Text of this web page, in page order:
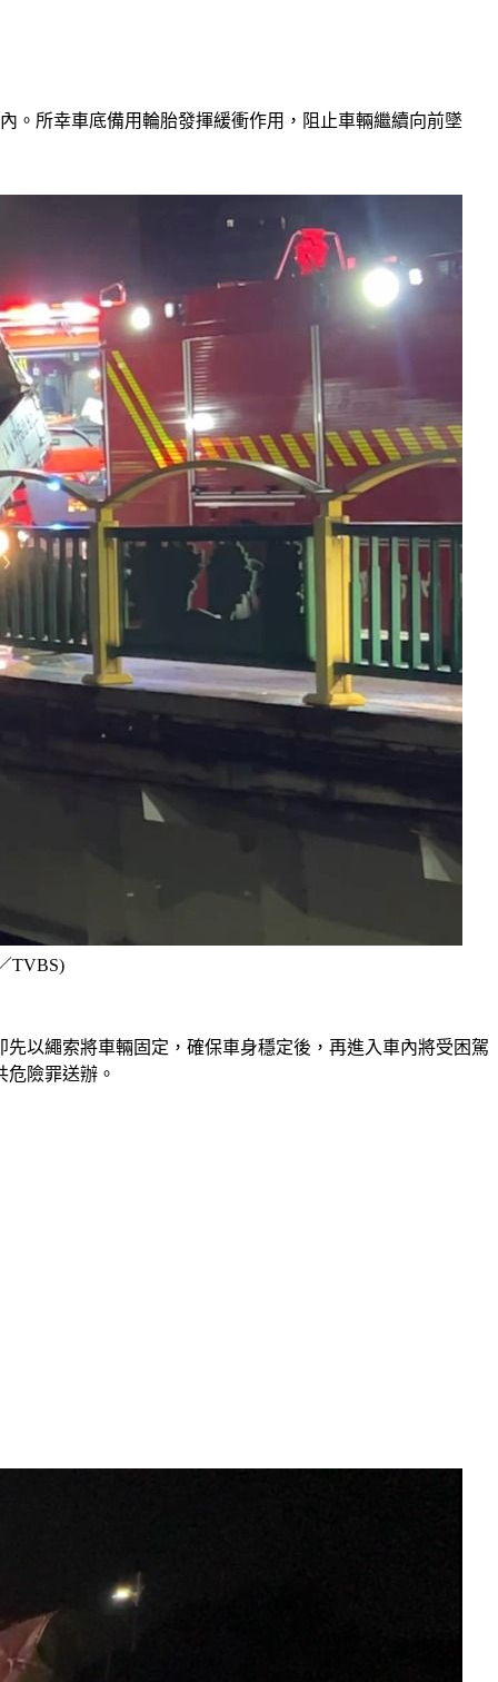
。所幸車底備用輪胎發揮緩衝作用，阻止車輛繼續向前墜
TVBS)
以繩索將車輛固定，確保車身穩定後，再進入車內將受困駕
險罪送辦。